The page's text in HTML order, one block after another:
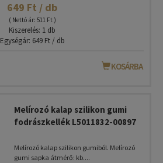
649 Ft / db
( Nettó ár: 511 Ft )
Kiszerelés: 1 db
Egységár: 649 Ft / db
KOSÁRBA
Melírozó kalap szilikon gumi
fodrászkellék L5011832-00897
Melírozó kalap szilikon gumiból. Melírozó
gumi sapka átmérő: kb....